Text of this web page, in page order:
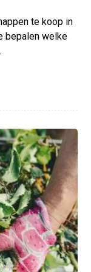
te koop in
bepalen welke